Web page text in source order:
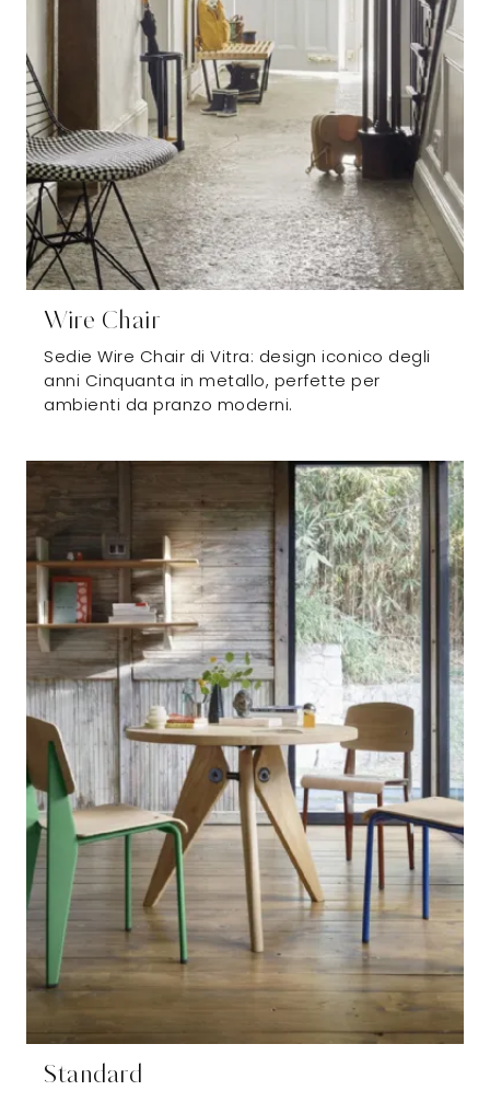
Wire Chair
Sedie Wire Chair di Vitra: design iconico degli
anni Cinquanta in metallo, perfette per
ambienti da pranzo moderni.
Standard